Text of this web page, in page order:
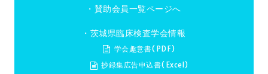
・ 賛助会員一覧ページへ
・茨城県臨床検査学会情報
学会趣意書(PDF)
抄録集広告申込書(Excel)